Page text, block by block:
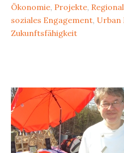
ein
Ökonomie, Projekte,
soziales Engagement, Urban
Zukunftsfähigkeit
Primary
Sidebar